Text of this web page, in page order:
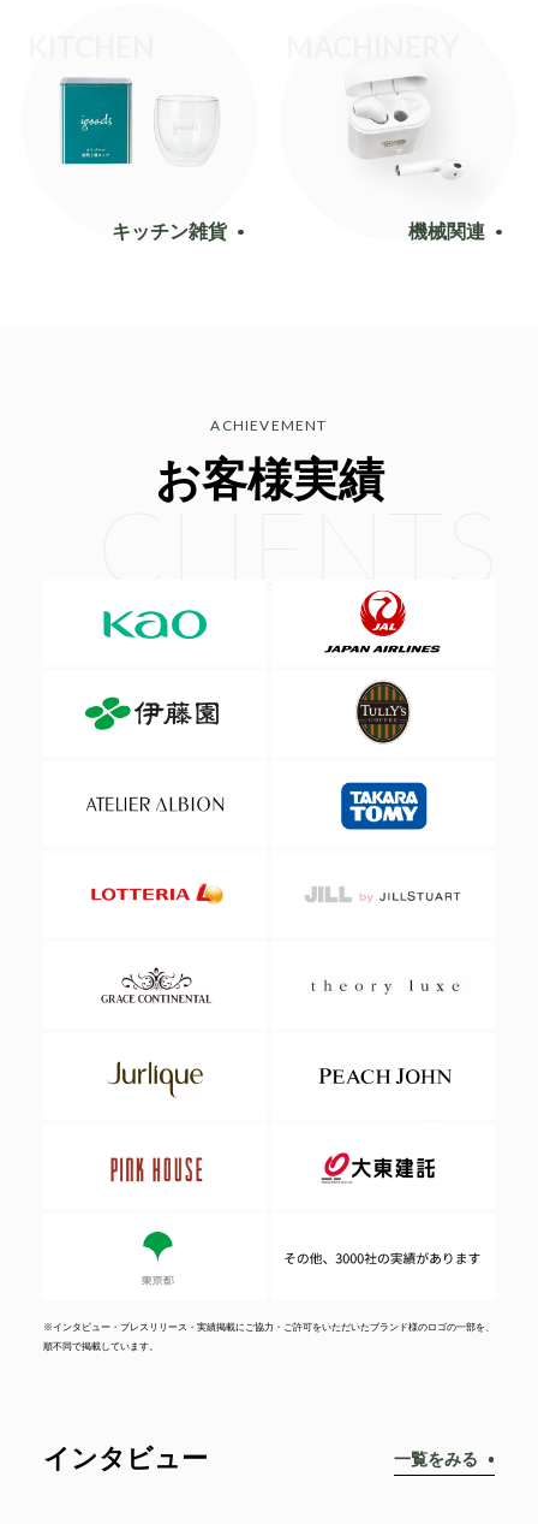
キッチン雑貨 機械関連
ACHIEVEMENT
お客様実績
※インタビュー・プレスリリース・実績掲載にご協力・ご許可をいただいたブランド様のロゴの一部を、
順不同で掲載しています。
CLIENTS
インタビュー 一覧をみる